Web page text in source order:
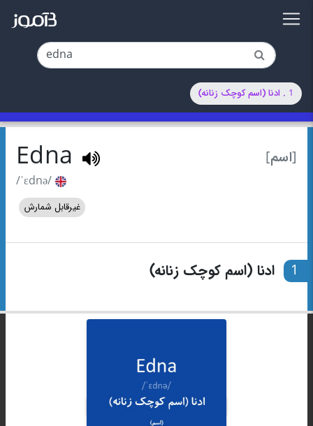
1 . ادنا (اسم کوچک زنانه)
[اسم] Edna
/ˈɛdnə/
غیرقابل شمارش
1 ادنا (اسم کوچک زنانه)